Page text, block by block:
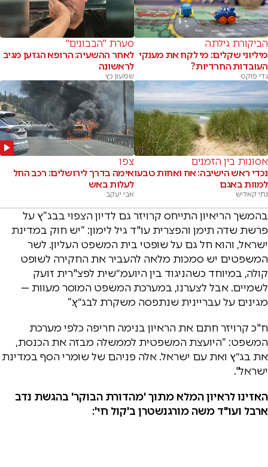
הביקורת גילתה
מיליוני שקלים: מי לקח את מענקי
העובדות החרדיות?
גדי פוקס
סערת "הבבונים"
לאחר ההשעיה: הרופא הגזען מגיב
לראשונה
שמעון כץ
אסונות בין הזמנים
נכדי ראש הישיבה: אח ואחות טבעו
למוות באגם
נתי קאליש
צפו
אימה בדרך לירושלים: רכב החל
לעלות באש
אבי יעקב
בהמשך הריאיון התייחס קרויזר גם לדיון הצפוי בבג”ץ על
פרשת שדה תימן והפצרית עו"ד גיל לימון: “יש חוק במדינת
ישראל, והוא חל גם על שופטי בית המשפט העליון. לשר
המשפטים יש סמכות מלאה להעביר את החקירה לשופט
קולה, במיוחד כשהניגוד בין היועמ״שית לפצ"רית זועק
לשמיים. אבל לצערנו, במערכת המשפט המוסר מעוות —
מגינים על עבריינית שנתפסה משקרת לבג״ץ.”
ח"כ קרויזר חתם את הראיון בנימה חריפה כלפי מערכת
המשפט: “היועצת המשפטית לממשלה מבזה את הכנסת,
את בג״ץ ואת עם ישראל. אלה פניהם של שומרי הסף במדינת
ישראל".
האזינו לראיון המלא מתוך 'מהדורת הבוקר' בהגשת נדב
ארבל ועו"ד משה מורגנשטרן ב'קול חי':